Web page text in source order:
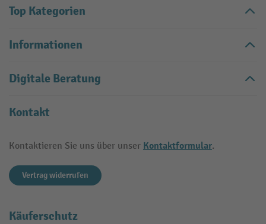
Top Kategorien
Informationen
Digitale Beratung
Kontakt
Kontaktieren Sie uns über unser Kontaktformular.
Vertrag widerrufen
Käuferschutz